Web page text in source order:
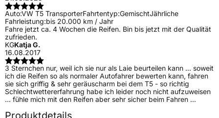
Auto:VW T5 TransporterFahrtentyp:GemischtJährliche
Fahrleistung:bis 20.000 km / Jahr
Fahre jetzt ca. 4 Wochen die Reifen. Bin bis jetzt mit der Qualität
zufrieden.
KGKatja G.
16.08.2017
3 Sternchen nur, weil ich sie nur als Laie beurteilen kann ... soweit
ich die Reifen so als normaler Autofahrer bewerten kann, fahren
sie sich griffig & sehr geräuscharm bei dem T5 - so richtig
Schlechtwettererfahrung habe ich leider noch nicht aufzuweisen
... fühle mich mit den Reifen aber sehr sicher beim Fahren ...
Produktdetails